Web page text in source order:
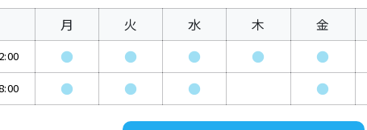
月 火 水 木 金
● ● ● ● ●
● ● ● ●